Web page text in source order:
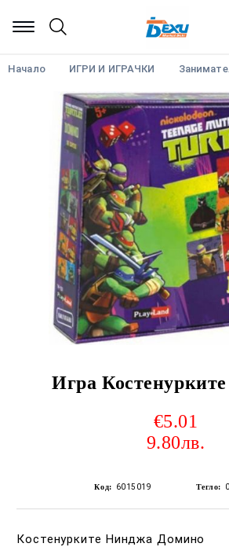
Начало ИГРИ И ИГРАЧКИ
Игра
€5.01
9.80лв.
Код: 6015019 Тегло:
Костенурките Нинджа Домино